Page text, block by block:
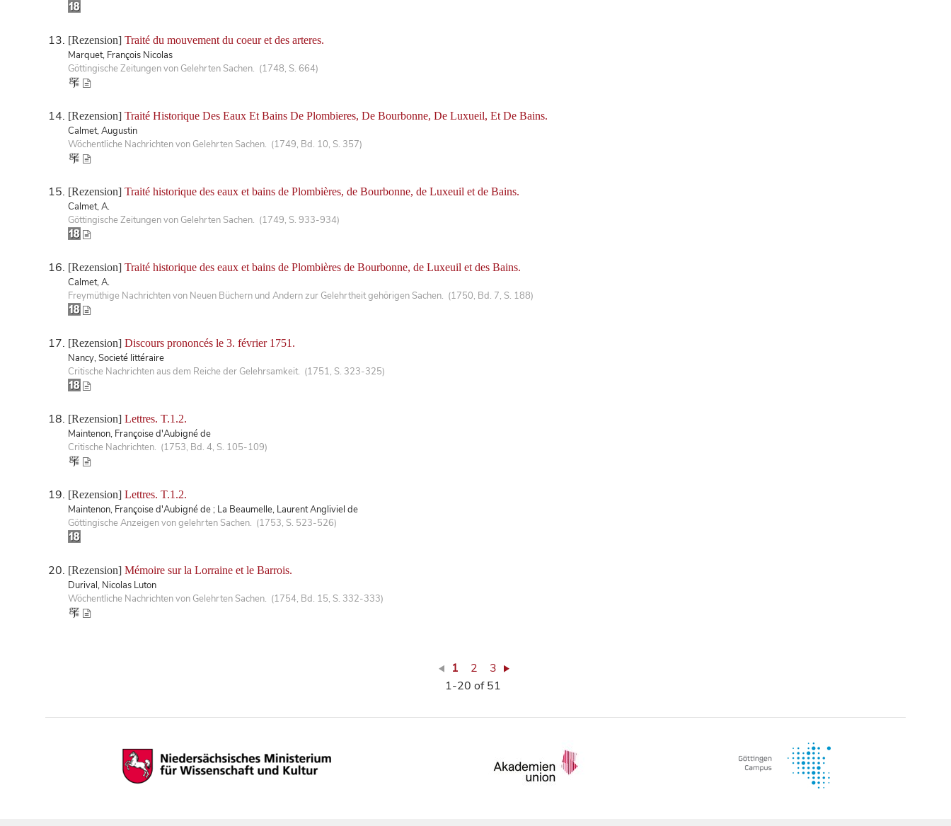
[Rezension] Traité du mouvement du coeur et des arteres.
Marquet, François Nicolas
Göttingische Zeitungen von Gelehrten Sachen. (1748, S. 664)
[Rezension] Traité Historique Des Eaux Et Bains De Plombieres, De Bourbonne, De Luxueil, Et De Bains.
Calmet, Augustin
Wöchentliche Nachrichten von Gelehrten Sachen. (1749, Bd. 10, S. 357)
[Rezension] Traité historique des eaux et bains de Plombières, de Bourbonne, de Luxeuil et de Bains.
Calmet, A.
Göttingische Zeitungen von Gelehrten Sachen. (1749, S. 933-934)
[Rezension] Traité historique des eaux et bains de Plombières de Bourbonne, de Luxeuil et des Bains.
Calmet, A.
Freymüthige Nachrichten von Neuen Büchern und Andern zur Gelehrtheit gehörigen Sachen. (1750, Bd. 7, S. 188)
[Rezension] Discours prononcés le 3. février 1751.
Nancy, Societé littéraire
Critische Nachrichten aus dem Reiche der Gelehrsamkeit. (1751, S. 323-325)
[Rezension] Lettres. T.1.2.
Maintenon, Françoise d'Aubigné de
Critische Nachrichten. (1753, Bd. 4, S. 105-109)
[Rezension] Lettres. T.1.2.
Maintenon, Françoise d'Aubigné de ; La Beaumelle, Laurent Angliviel de
Göttingische Anzeigen von gelehrten Sachen. (1753, S. 523-526)
[Rezension] Mémoire sur la Lorraine et le Barrois.
Durival, Nicolas Luton
Wöchentliche Nachrichten von Gelehrten Sachen. (1754, Bd. 15, S. 332-333)
1 2
3
1-20 of 51